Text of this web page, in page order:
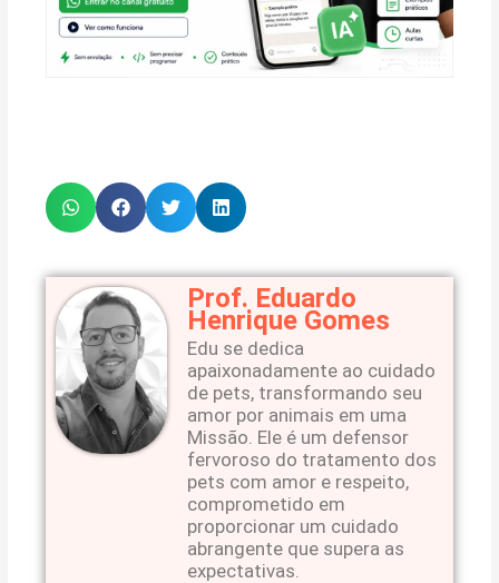
Prof. Eduardo
Henrique Gomes
Edu se dedica
apaixonadamente ao cuidado
de pets, transformando seu
amor por animais em uma
Missão. Ele é um defensor
fervoroso do tratamento dos
pets com amor e respeito,
comprometido em
proporcionar um cuidado
abrangente que supera as
expectativas.